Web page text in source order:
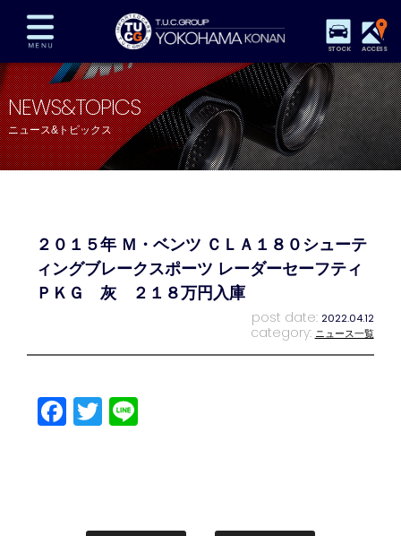
STOCK ACCESS
在庫車両情報 保証&サービス パーツリスト
TUCとは？ 店舗情報 アクセスマップ
全国納車 特別作業 注文販売
プライバシーポリシー スタッフblog 納車blog
NEWS&TOPICS
ニュース&トピックス
２０１５年 Ｍ・ベンツ ＣＬＡ１８０シューテ
ィングブレークスポーツ レーダーセーフティ
ＰＫＧ 灰 ２１８万円入庫
post date: 2022.04.12
category: ニュース一覧
Facebook
Twitter